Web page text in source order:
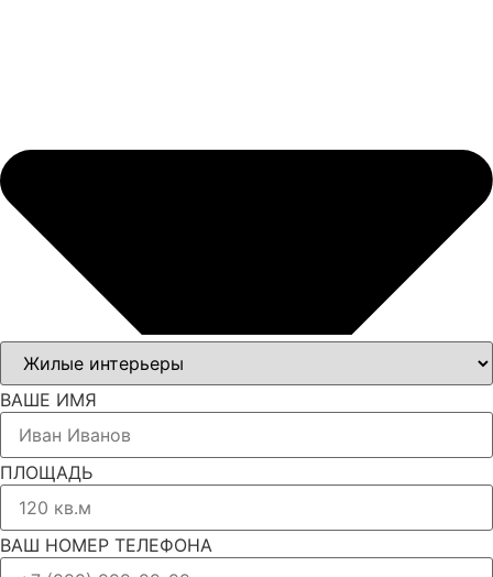
ВАШЕ ИМЯ
ПЛОЩАДЬ
ВАШ НОМЕР ТЕЛЕФОНА